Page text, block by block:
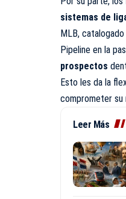
sistemas de
MLB,
Pipeline en la
prospectos
Esto les da la
comprometer su
Leer Más